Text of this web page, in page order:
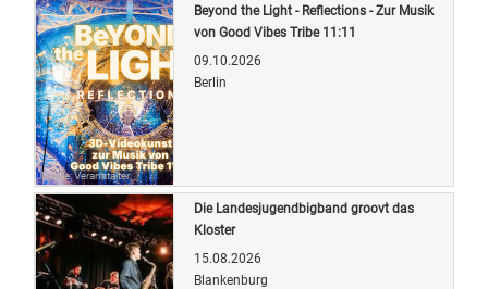
Quelle: Veranstalter
Beyond the Light - Reflections - Zur Musik
von Good Vibes Tribe 11:11
09.10.2026
Berlin
Die Landesjugendbigband groovt das
Kloster
15.08.2026
Blankenburg